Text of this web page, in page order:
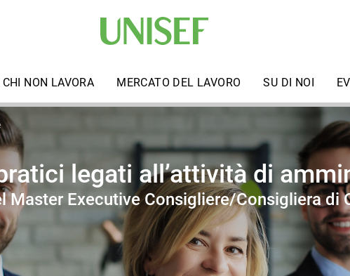
CHI NON LAVORA MERCATO DEL LAVORO SU DI NOI
legati all’attività di
Master Executive Consigliere/Consigliera di